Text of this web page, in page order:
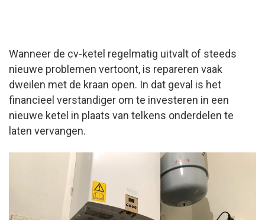
Wanneer de cv-ketel regelmatig uitvalt of steeds
nieuwe problemen vertoont, is repareren vaak
dweilen met de kraan open. In dat geval is het
financieel verstandiger om te investeren in een
nieuwe ketel in plaats van telkens onderdelen te
laten vervangen.